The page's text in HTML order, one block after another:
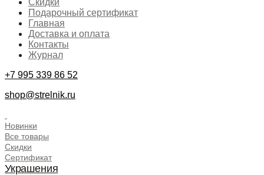
Подарочный сертификат
Главная
Доставка и оплата
Контакты
Журнал
+7 995 339 86 52
shop@strelnik.ru
Новинки
Все товары
Скидки
Сертификат
Украшения